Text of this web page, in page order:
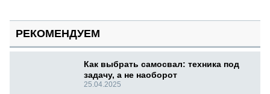
РЕКОМЕНДУЕМ
Как выбрать самосвал: техника под
задачу, а не наоборот
25.04.2025